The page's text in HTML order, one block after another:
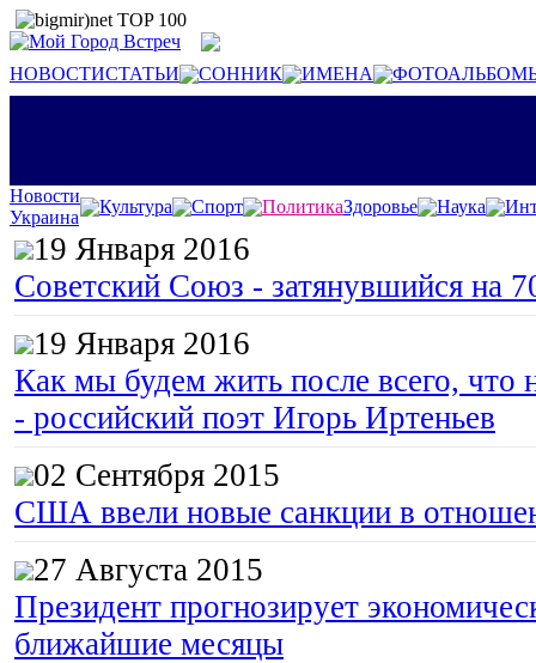
НОВОСТИСТАТЬИ СОННИК ИМЕНА
Новости
Украина
Культура Спорт ПолитикаЗдоровье Наука
19 Января 2016
Советский Союз - затянувшийся на
19 Января 2016
Как мы будем жить после всего, что
- российский поэт Игорь Иртеньев
02 Сентября 2015
США ввели новые санкции в
27 Августа 2015
Президент прогнозирует
ближайшие месяцы